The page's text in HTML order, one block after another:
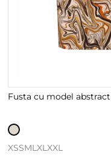
Fusta cu model abstract
XSSML XL XXL